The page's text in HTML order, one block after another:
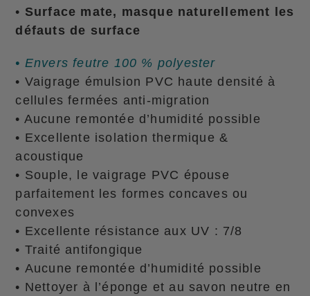
• Surface mate, masque naturellement les
défauts de surface
• Envers feutre 100 % polyester
• Vaigrage émulsion PVC haute densité à
cellules fermées anti-migration
• Aucune remontée d’humidité possible
• Excellente isolation thermique &
acoustique
• Souple, le vaigrage PVC épouse
parfaitement les formes concaves ou
convexes
• Excellente résistance aux UV : 7/8
• Traité antifongique
• Aucune remontée d’humidité possible
• Nettoyer à l’éponge et au savon neutre en